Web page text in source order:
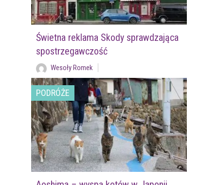
Świetna reklama Skody sprawdzająca
spostrzegawczość
Wesoły Romek
PODRÓŻE